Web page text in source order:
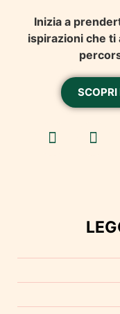
Inizia a
ispirazioni che
SCOPRI